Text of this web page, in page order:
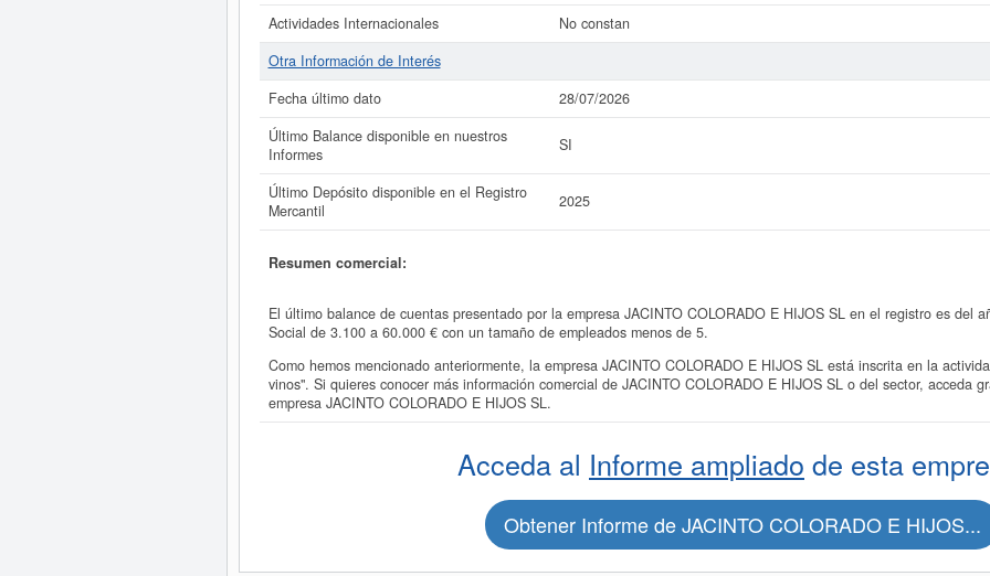
Actividades Internacionales
No constan
Otra Información de Interés
Fecha último dato
28/07/2026
Último Balance disponible en nuestros
Informes
SI
Último Depósito disponible en el Registro
Mercantil
2025
Resumen comercial:
El último balance de cuentas presentado por la empresa JACINTO COLORADO E HIJOS SL en el registro es del
Social de 3.100 a 60.000 € con un tamaño de empleados menos de 5.
Como hemos mencionado anteriormente, la empresa JACINTO COLORADO E HIJOS SL está inscrita en la
vinos". Si quieres conocer más información comercial de JACINTO COLORADO E HIJOS SL o del sector, acceda
empresa JACINTO COLORADO E HIJOS SL.
Acceda al Informe ampliado de esta
Obtener Informe de JACINTO COLORADO E HIJOS...